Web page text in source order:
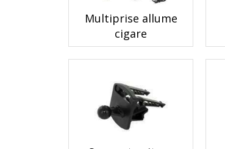
Multiprise allume
cigare